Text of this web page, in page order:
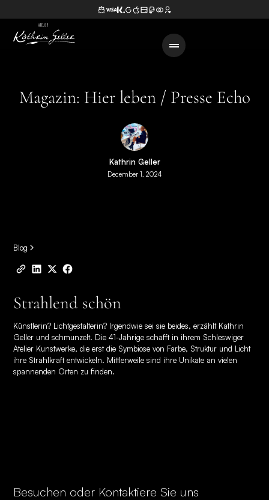
Magazin: Hier leben / Presse Echo
Kathrin Geller
December 1, 2024
Blog
Strahlend schön
Künstlerin? Lichtgestalterin? Irgendwie sei sie beides, erzählt Kathrin
Geller und schmunzelt. Die 41-Jährige schafft in ihrem Schleswiger
Atelier Kunstwerke, die erst die Symbiose von Farbe, Struktur und Licht
ihre Strahlkraft entwickeln. Mittlerweile sind ihre Unikate an vielen
spannenden Orten zu finden.
Besuchen oder Kontaktiere Sie uns